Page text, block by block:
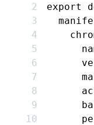
export